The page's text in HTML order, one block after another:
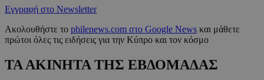
Εγγραφή στο Newsletter
Ακολουθήστε το philenews.com στο Google News και μάθετε
πρώτοι όλες τις ειδήσεις για την Κύπρο και τον κόσμο
ΤΑ ΑΚΙΝΗΤΑ ΤΗΣ ΕΒΔΟΜΑΔΑΣ